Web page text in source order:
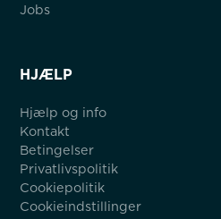
Jobs
HJÆLP
Hjælp og info
Kontakt
Betingelser
Privatlivspolitik
Cookiepolitik
Cookieindstillinger